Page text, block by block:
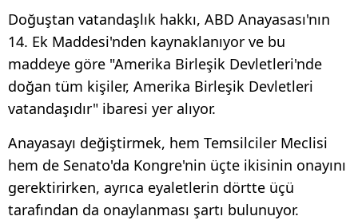
Doğuştan vatandaşlık hakkı, ABD Anayasası'nın
14. Ek Maddesi'nden kaynaklanıyor ve bu
maddeye göre "Amerika Birleşik Devletleri'nde
doğan tüm kişiler, Amerika Birleşik Devletleri
vatandaşıdır" ibaresi yer alıyor.
Anayasayı değiştirmek, hem Temsilciler Meclisi
hem de Senato'da Kongre'nin üçte ikisinin onayını
gerektirirken, ayrıca eyaletlerin dörtte üçü
tarafından da onaylanması şartı bulunuyor.